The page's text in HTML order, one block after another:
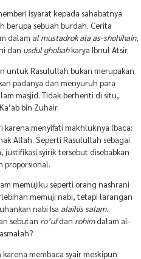
isyarat kepada sahabatnya
berupa sebuah burdah. Cerita
dalam al mustadrok ala as-shohihain,
dan usdul ghobahkarya Ibnul Atsir.
untuk Rasulullah bukan merupakan
padanya dan menyuruh para
masjid. Tidak berhenti di situ,
bin Zuhair.
menyifati makhluknya (baca:
Allah. Seperti Rasulullah sebagai
justifikasi syirik tersebut disebabkan
proporsional.
memujiku seperti orang nashrani
memuji nabi, tetapi larangan
nabi Isa alaihis salam.
sebutan ro’ufdan rohimdalam al-
membaca syair meskipun